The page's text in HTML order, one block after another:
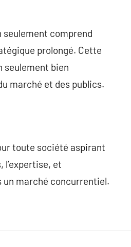
seulement comprend
prolongé. Cette
seulement bien
marché et des publics.
toute société aspirant
l’expertise, et
un marché concurrentiel.